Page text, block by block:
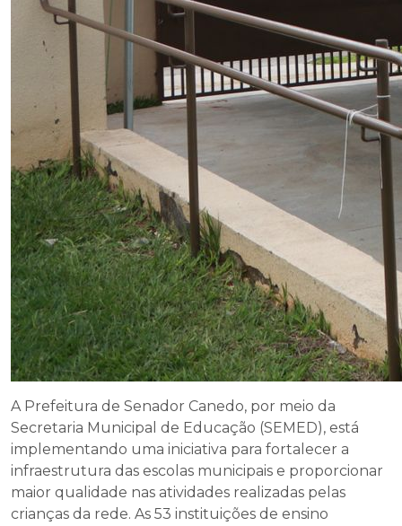
A Prefeitura de Senador Canedo, por meio da
Secretaria Municipal de Educação (SEMED), está
implementando uma iniciativa para fortalecer a
infraestrutura das escolas municipais e proporcionar
maior qualidade nas atividades realizadas pelas
crianças da rede. As 53 instituições de ensino